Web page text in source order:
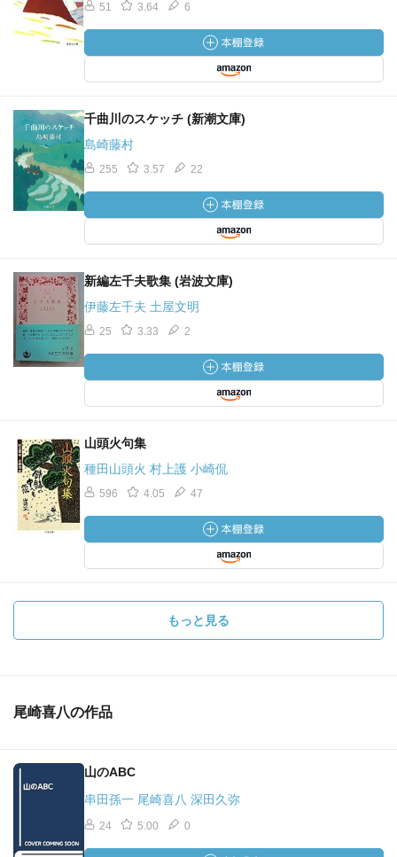
51 3.64 6
千曲川のスケッチ (新潮文庫)
島崎藤村
255 3.57 22
新編左千夫歌集 (岩波文庫)
伊藤左千夫 土屋文明
25 3.33 2
山頭火句集
種田山頭火 村上護 小崎侃
596 4.05 47
もっと見る
尾崎喜八の作品
山のABC
串田孫一 尾崎喜八 深田久弥
24 5.00 0